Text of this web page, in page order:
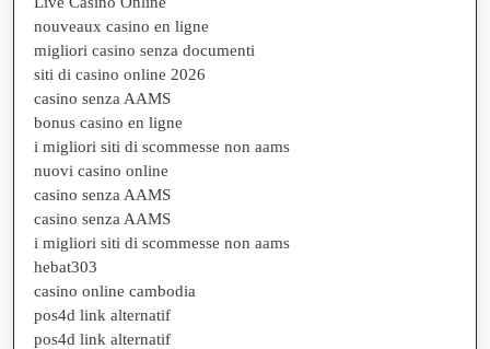
nouveaux casino en ligne
migliori casino senza documenti
siti di casino online 2026
casino senza AAMS
bonus casino en ligne
i migliori siti di scommesse non aams
nuovi casino online
casino senza AAMS
casino senza AAMS
i migliori siti di scommesse non aams
hebat303
casino online cambodia
pos4d link alternatif
pos4d link alternatif